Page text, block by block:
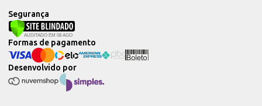
Segurança
Desenvolvido por
Formas de pagamento